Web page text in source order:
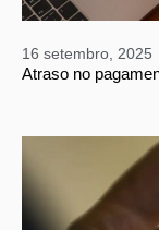
16 setembro, 2025
Atraso no